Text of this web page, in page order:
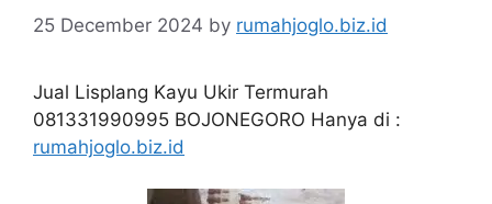
25 December 2024 by rumahjoglo.biz.id
Jual Lisplang Kayu Ukir Termurah
081331990995 BOJONEGORO Hanya di :
rumahjoglo.biz.id